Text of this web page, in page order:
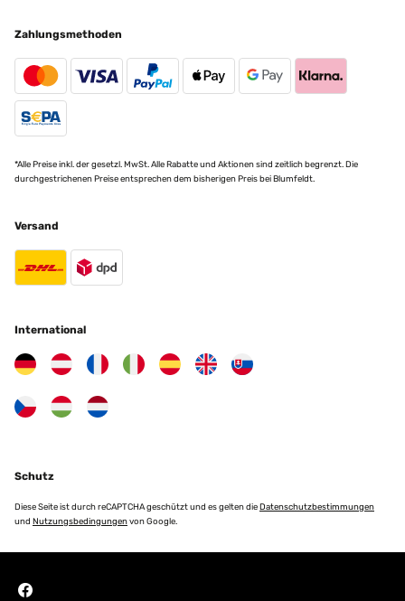
Zahlungsmethoden
*Alle Preise inkl. der gesetzl. MwSt. Alle Rabatte und Aktionen sind zeitlich begrenzt. Die
durchgestrichenen Preise entsprechen dem bisherigen Preis bei Blumfeldt.
Versand
International
Schutz
Diese Seite ist durch reCAPTCHA geschützt und es gelten dieDatenschutzbestimmungen
und Nutzungsbedingungenvon Google.